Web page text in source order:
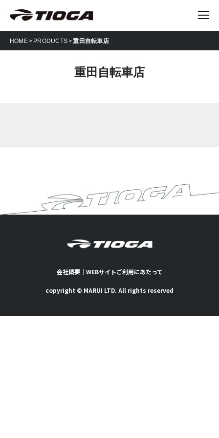
HOME PRODUCTS 重田自転車店
重田自転車店
会社概要｜ WEBサイトご利用にあたって
copyright © MARUI LTD. All rights reserved